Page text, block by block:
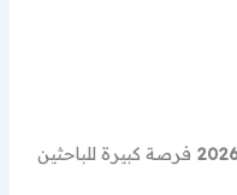
فرصة كبيرة للباحثين